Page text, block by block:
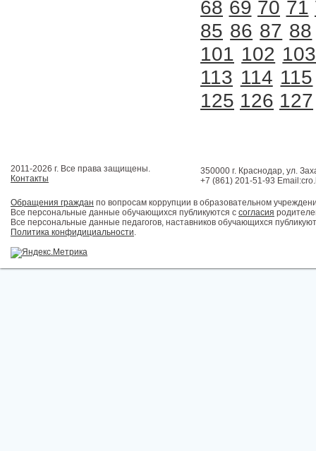
68 69 70 71
85 86 87 88
101 102 103
113 114 115
125 126 127
2011-2026 г. Все права защищены.
Контакты
350000 г. Краснодар, ул.
+7 (861) 201-51-93
Обращения граждан по вопросам коррупции в образовательном
Все персональные данные обучающихся публикуются с согласия
Все персональные данные педагогов, наставников обучающихся
Политика конфидициальности.